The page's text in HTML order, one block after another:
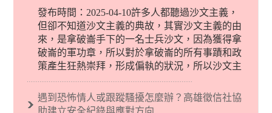
發布時間：2025-04-10許多人都聽過沙文主義，
但卻不知道沙文主義的典故，其實沙文主義的由
來，是拿破崙手下的一名士兵沙文，因為獲得拿
破崙的軍功章，所以對於拿破崙的所有事蹟和政
策產生狂熱崇拜，形成偏執的狀況，所以沙文主
義後來就被拿來暗指偏見和歧視，而且有沙文主
義傾向的人，通常對於自己的國家和民族有超強
烈的卓越感，因而瞧不起其他國家的人，所以沙
遇到恐怖情人或跟蹤騷擾怎麼辦？高雄徵信社協